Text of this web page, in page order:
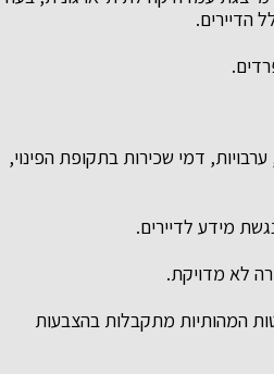
הדיירים.
דמי שכירות בתקופת הפינוי,
מידע לדיירים.
לא מדויקת.
המהותיות מתקבלות בהצבעות